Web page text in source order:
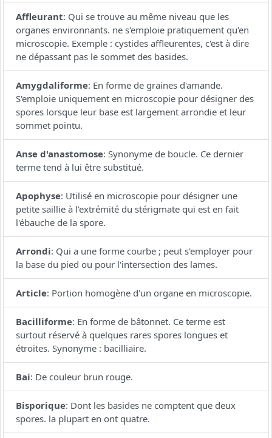
Affleurant: Qui se trouve au même niveau que les
organes environnants. ne s'emploie pratiquement qu'en
microscopie. Exemple : cystides affleurentes, c'est à dire
ne dépassant pas le sommet des basides.
Amygdaliforme: En forme de graines d'amande.
S'emploie uniquement en microscopie pour désigner des
spores lorsque leur base est largement arrondie et leur
sommet pointu.
Anse d'anastomose: Synonyme de boucle. Ce dernier
terme tend à lui être substitué.
Apophyse: Utilisé en microscopie pour désigner une
petite saillie à l'extrémité du stérigmate qui est en fait
l'ébauche de la spore.
Arrondi: Qui a une forme courbe ; peut s'employer pour
la base du pied ou pour l'intersection des lames.
Article: Portion homogène d'un organe en microscopie.
Bacilliforme: En forme de bâtonnet. Ce terme est
surtout réservé à quelques rares spores longues et
étroites. Synonyme : bacilliaire.
Bai: De couleur brun rouge.
Bisporique: Dont les basides ne comptent que deux
spores. la plupart en ont quatre.